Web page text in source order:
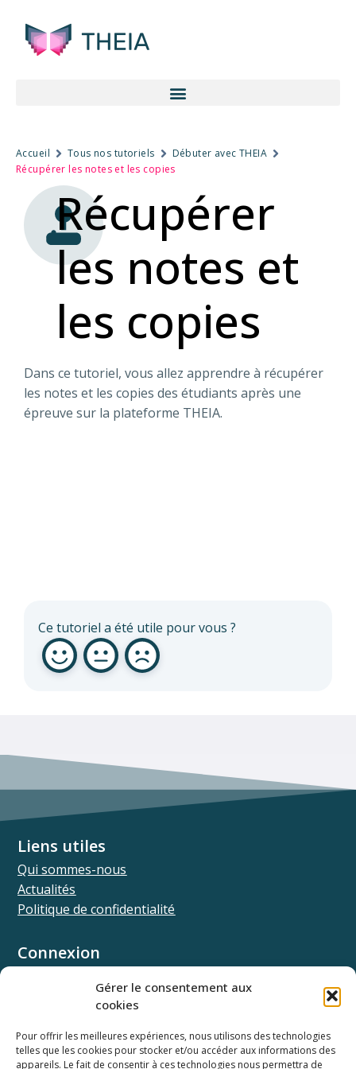
Gérer le consentement aux
cookies
Pour offrir les meilleures expériences, nous utilisons des technologies
telles que les cookies pour stocker et/ou accéder aux informations des
appareils. Le fait de consentir à ces technologies nous permettra de
Accueil Tous nos tutoriels
Débuter avec THEIA
Récupérer les notes et les copies
Récupérer
les notes et
les copies
Dans ce tutoriel, vous allez apprendre à récupérer
les notes et les copies des étudiants après une
épreuve sur la plateforme THEIA.
Ce tutoriel a été utile pour vous ?
Ressources
Connexion
Univ.theia
Liens utiles
Qui sommes-nous
Actualités
Politique de confidentialité